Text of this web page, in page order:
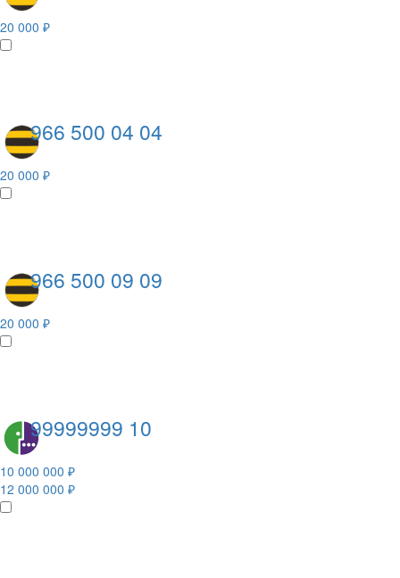
20 000 ₽
966 500 04 04
20 000 ₽
966 500 09 09
20 000 ₽
99999999 10
10 000 000 ₽
12 000 000 ₽